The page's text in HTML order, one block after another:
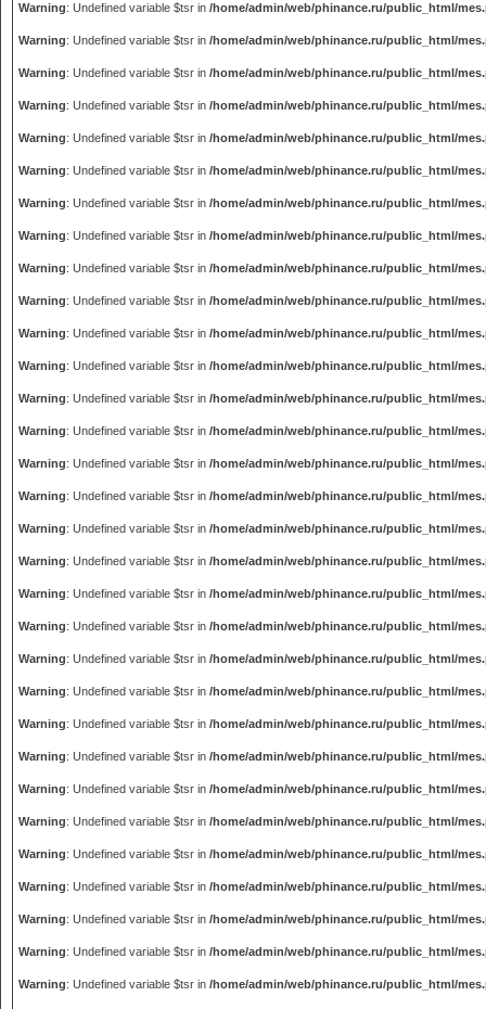
Warning: Undefined variable $tsr in /home/admin/web/phinance.ru/public_html/
Warning: Undefined variable $tsr in /home/admin/web/phinance.ru/public_html/
Warning: Undefined variable $tsr in /home/admin/web/phinance.ru/public_html/
Warning: Undefined variable $tsr in /home/admin/web/phinance.ru/public_html/
Warning: Undefined variable $tsr in /home/admin/web/phinance.ru/public_html/
Warning: Undefined variable $tsr in /home/admin/web/phinance.ru/public_html/
Warning: Undefined variable $tsr in /home/admin/web/phinance.ru/public_html/
Warning: Undefined variable $tsr in /home/admin/web/phinance.ru/public_html/
Warning: Undefined variable $tsr in /home/admin/web/phinance.ru/public_html/
Warning: Undefined variable $tsr in /home/admin/web/phinance.ru/public_html/
Warning: Undefined variable $tsr in /home/admin/web/phinance.ru/public_html/
Warning: Undefined variable $tsr in /home/admin/web/phinance.ru/public_html/
Warning: Undefined variable $tsr in /home/admin/web/phinance.ru/public_html/
Warning: Undefined variable $tsr in /home/admin/web/phinance.ru/public_html/
Warning: Undefined variable $tsr in /home/admin/web/phinance.ru/public_html/
Warning: Undefined variable $tsr in /home/admin/web/phinance.ru/public_html/
Warning: Undefined variable $tsr in /home/admin/web/phinance.ru/public_html/
Warning: Undefined variable $tsr in /home/admin/web/phinance.ru/public_html/
Warning: Undefined variable $tsr in /home/admin/web/phinance.ru/public_html/
Warning: Undefined variable $tsr in /home/admin/web/phinance.ru/public_html/
Warning: Undefined variable $tsr in /home/admin/web/phinance.ru/public_html/
Warning: Undefined variable $tsr in /home/admin/web/phinance.ru/public_html/
Warning: Undefined variable $tsr in /home/admin/web/phinance.ru/public_html/
Warning: Undefined variable $tsr in /home/admin/web/phinance.ru/public_html/
Warning: Undefined variable $tsr in /home/admin/web/phinance.ru/public_html/
Warning: Undefined variable $tsr in /home/admin/web/phinance.ru/public_html/
Warning: Undefined variable $tsr in /home/admin/web/phinance.ru/public_html/
Warning: Undefined variable $tsr in /home/admin/web/phinance.ru/public_html/
Warning: Undefined variable $tsr in /home/admin/web/phinance.ru/public_html/
Warning: Undefined variable $tsr in /home/admin/web/phinance.ru/public_html/
Warning: Undefined variable $tsr in /home/admin/web/phinance.ru/public_html/